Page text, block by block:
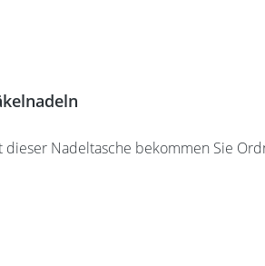
Nadeltasche bekommen Sie